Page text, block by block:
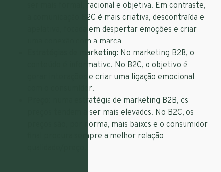
ser mais formal, racional e objetiva. Em contraste,
a comunicação B2C é mais criativa, descontraída e
apelativa, focada em despertar emoções e criar
uma conexão com a marca.
Estratégias de marketing: No marketing B2B, o
conteúdo é informativo. No B2C, o objetivo é
gerar interações e criar uma ligação emocional
com o consumidor.
: numa estratégia de marketing B2B, os
preços tendem a ser mais elevados. No B2C, os
preços são, por norma, mais baixos e o consumidor
final procura sempre a melhor relação